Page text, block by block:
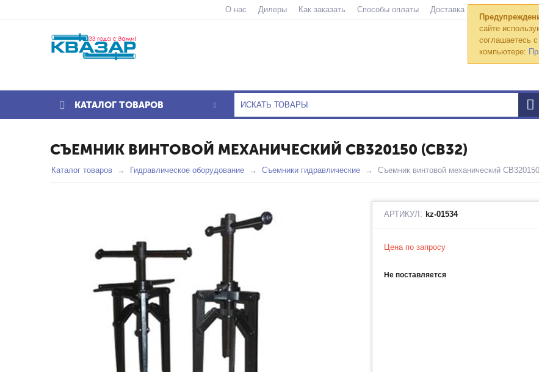
сайте
соглашаетесь
компьютере:
О нас Дилеры Как заказать Способы оплаты Доставка
КАТАЛОГ ТОВАРОВ
СЪЕМНИК ВИНТОВОЙ МЕХАНИЧЕСКИЙ СВ320150 (СВ32)
Каталог товаров Гидравлическое оборудование Съемники гидравлические Съемник винтовой механический
АРТИКУЛ: kz-01534
Цена по запросу
Не поставляется